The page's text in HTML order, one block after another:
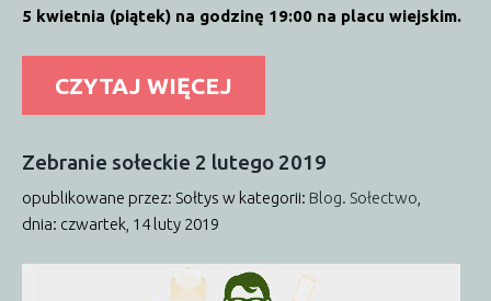
5 kwietnia (piątek) na godzinę 19:00 na placu wiejskim.
CZYTAJ WIĘCEJ
Zebranie sołeckie 2 lutego 2019
opublikowane przez: Sołtys w kategorii: Blog. Sołectwo
dnia: czwartek, 14 luty 2019